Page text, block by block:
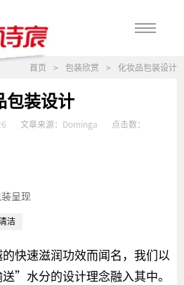
首页 > 包装欣赏 > 化妆品包装设计
装设计
文章来源： Dominga
点击数：
呈现
洁
快速滋润功效而闻名，我们以
”水分的设计理念融入其中。